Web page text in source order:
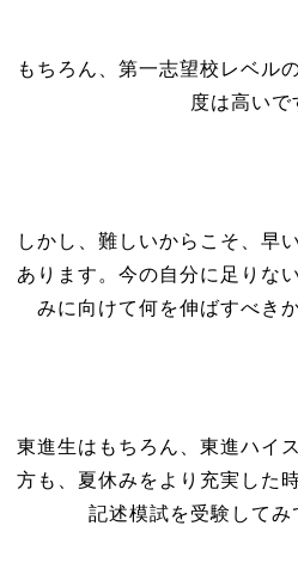
もちろん、第一志望校レベル
度は高いで
しかし、難しいからこそ、早
あります。今の自分に足りな
みに向けて何を伸ばすべき
東進生はもちろん、東進ハイ
方も、夏休みをより充実した
記述模試を受験してみ